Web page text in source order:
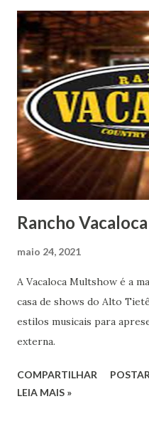
Rancho Vacaloca
maio 24, 2021
A Vacaloca Multshow é a
casa de shows do Alto
estilos musicais para
externa.
COMPARTILHAR
LEIA MAIS »